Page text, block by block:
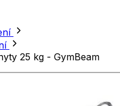
25 kg - GymBeam